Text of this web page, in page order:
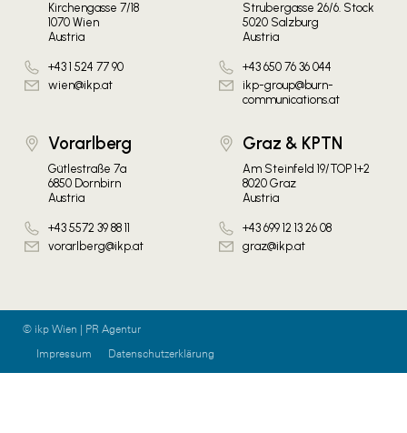
Kirchengasse 7/18
1070 Wien
Austria
+43 1 524 77 90
wien@ikp.at
Strubergasse 26/6. Stock
5020 Salzburg
Austria
+43 650 76 36 044
ikp-group@burn-
communications.at
Vorarlberg
Gütlestraße 7a
6850 Dornbirn
Austria
+43 5572 39 88 11
vorarlberg@ikp.at
Graz & KPTN
Am Steinfeld 19/TOP 1+2
8020 Graz
Austria
+43 699 12 13 26 08
graz@ikp.at
© ikp Wien | PR Agentur
Impressum
Datenschutzerklärung